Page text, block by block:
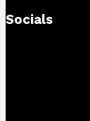
Socials